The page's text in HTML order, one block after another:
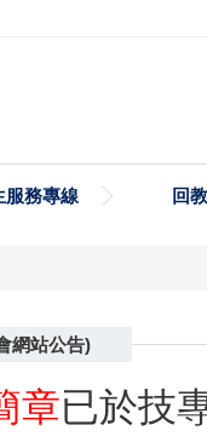
服務專線 回
網站公告)
章已於技